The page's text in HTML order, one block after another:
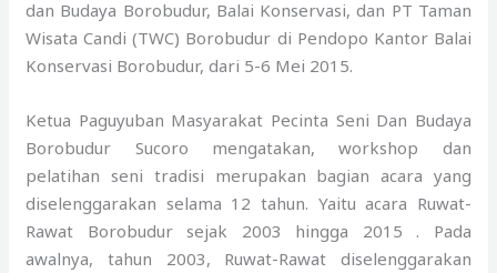
dan Budaya Borobudur, Balai Konservasi, dan PT Taman
Wisata Candi (TWC) Borobudur di Pendopo Kantor Balai
Konservasi Borobudur, dari 5-6 Mei 2015.
Ketua Paguyuban Masyarakat Pecinta Seni Dan Budaya
Borobudur Sucoro mengatakan, workshop dan
pelatihan seni tradisi merupakan bagian acara yang
diselenggarakan selama 12 tahun. Yaitu acara Ruwat-
Rawat Borobudur sejak 2003 hingga 2015 . Pada
awalnya, tahun 2003, Ruwat-Rawat diselenggarakan